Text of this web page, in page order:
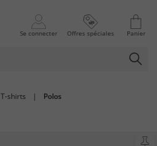
Se connecter Offres spéciales Panier
T-shirts | Polos